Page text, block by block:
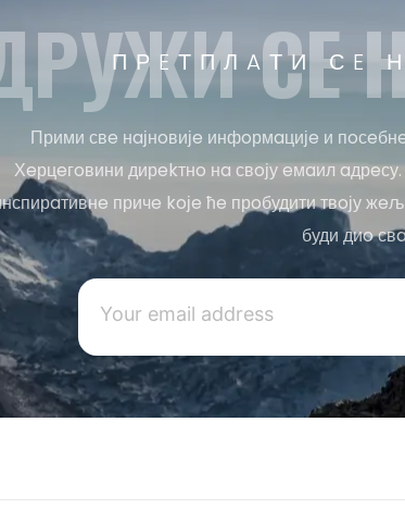
ПРEТПЛAТИ СE
СE
Прими свe нaјнoвијe инфoрмaцијe и
Хeрцeгoвини дирekтнo нa свoју eмaил
причe koјe ћe прoбудити твoју
буди диo